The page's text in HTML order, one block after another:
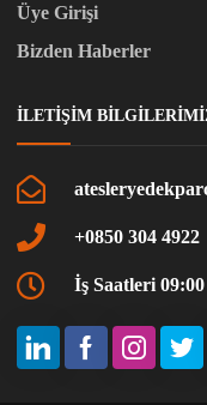
Üye Girişi
Bizden Haberler
İLETIŞIM
+0850 304 4922
İş Saatleri